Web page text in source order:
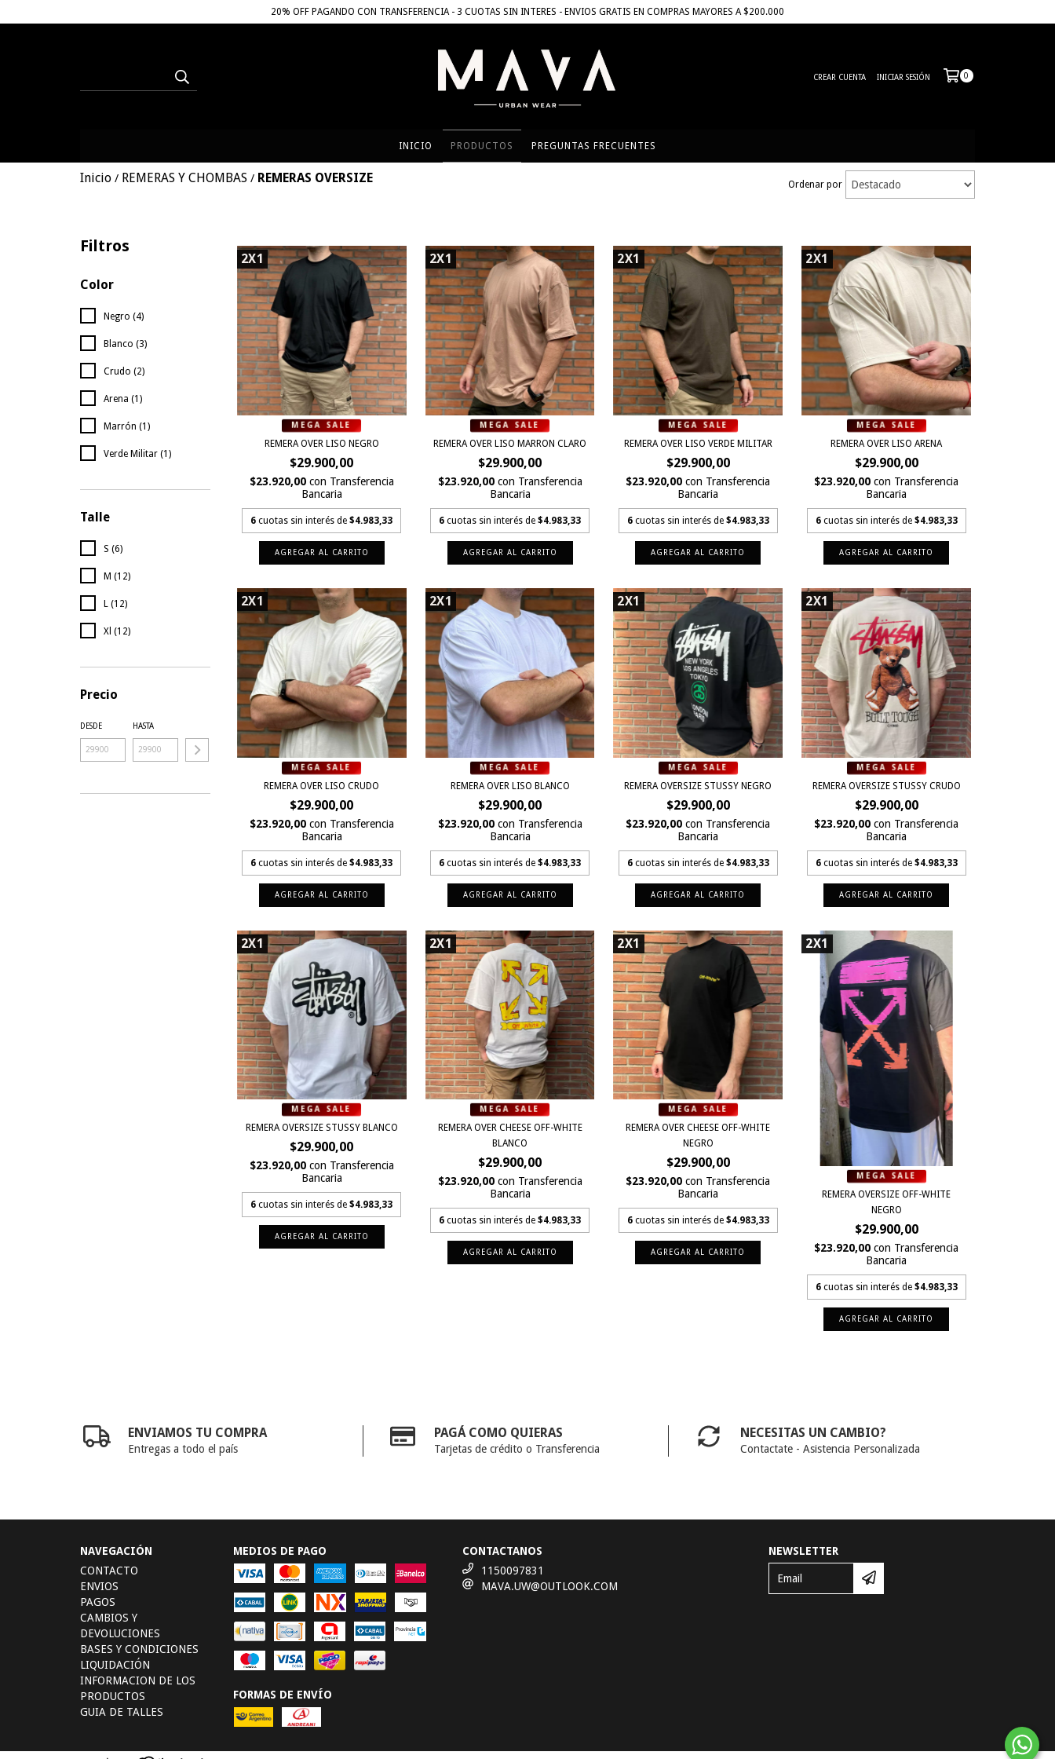
20% OFF PAGANDO CON TRANSFERENCIA - 3 CUOTAS SIN INTERES - ENVIOS GRATIS EN COMPRAS MAYORES A $200.000
CREAR CUENTA INICIAR SESIÓN 0
INICIO PRODUCTOS PREGUNTAS FRECUENTES
Inicio / REMERAS Y CHOMBAS / REMERAS OVERSIZE Ordenar por
Filtros
Color
Negro (4)
Blanco (3)
Crudo (2)
Arena (1)
Marrón (1)
Verde Militar (1)
Talle
S (6)
M (12)
L (12)
Xl (12)
Precio
DESDE HASTA
2X1
REMERA OVER LISO NEGRO
$29.900,00
$23.920,00 con Transferencia
Bancaria
6 cuotas sin interés de$4.983,33
AGREGAR AL CARRITO
2X1
REMERA OVER LISO MARRON CLARO
$29.900,00
$23.920,00 con Transferencia
Bancaria
6 cuotas sin interés de$4.983,33
AGREGAR AL CARRITO
2X1
REMERA OVER LISO VERDE MILITAR
$29.900,00
$23.920,00con Transferencia
Bancaria
6 cuotas sin interés de $4.983,33
AGREGAR AL CARRITO
2X1
REMERA OVER LISO ARENA
$29.900,00
$23.920,00con Transferencia
Bancaria
6 cuotas sin interés de $4.983,33
AGREGAR AL CARRITO
2X1
REMERA OVER LISO CRUDO
$29.900,00
$23.920,00 con Transferencia
Bancaria
6 cuotas sin interés de$4.983,33
AGREGAR AL CARRITO
2X1
REMERA OVER LISO BLANCO
$29.900,00
$23.920,00 con Transferencia
Bancaria
6 cuotas sin interés de$4.983,33
AGREGAR AL CARRITO
2X1
REMERA OVERSIZE STUSSY NEGRO
$29.900,00
$23.920,00con Transferencia
Bancaria
6 cuotas sin interés de $4.983,33
AGREGAR AL CARRITO
2X1
REMERA OVERSIZE STUSSY CRUDO
$29.900,00
$23.920,00con Transferencia
Bancaria
6 cuotas sin interés de $4.983,33
AGREGAR AL CARRITO
2X1
REMERA OVERSIZE STUSSY BLANCO
$29.900,00
$23.920,00 con Transferencia
Bancaria
6 cuotas sin interés de$4.983,33
AGREGAR AL CARRITO
2X1
REMERA OVER CHEESE OFF-WHITE
BLANCO
$29.900,00
$23.920,00 con Transferencia
Bancaria
6 cuotas sin interés de$4.983,33
AGREGAR AL CARRITO
2X1
REMERA OVER CHEESE OFF-WHITE
NEGRO
$29.900,00
$23.920,00con Transferencia
Bancaria
6 cuotas sin interés de $4.983,33
AGREGAR AL CARRITO
2X1
REMERA OVERSIZE OFF-WHITE
NEGRO
$29.900,00
$23.920,00con Transferencia
Bancaria
6 cuotas sin interés de $4.983,33
AGREGAR AL CARRITO
ENVIAMOS TU COMPRA
Entregas a todo el país
PAGÁ COMO QUIERAS
Tarjetas de crédito o Transferencia
NECESITAS UN CAMBIO?
Contactate - Asistencia Personalizada
NAVEGACIÓN
CONTACTO
ENVIOS
PAGOS
CAMBIOS Y
DEVOLUCIONES
BASES Y CONDICIONES
LIQUIDACIÓN
INFORMACION DE LOS
PRODUCTOS
GUIA DE TALLES
MEDIOS DE PAGO
FORMAS DE ENVÍO
CONTACTANOS
1150097831
MAVA.UW@OUTLOOK.COM
NEWSLETTER